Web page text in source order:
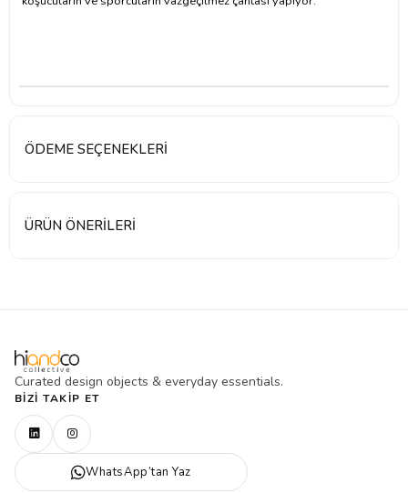
ÖDEME SEÇENEKLERI
ÜRÜN ÖNERILERI
Curated design objects & everyday essentials.
BIZI TAKIP ET
WhatsApp’tan Yaz